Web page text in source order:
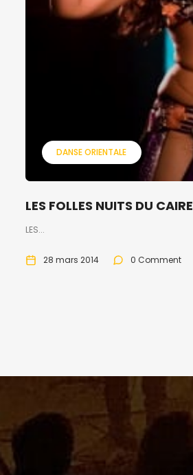
DANSE ORIENTALE
LES FOLLES NUITS DU CAIRE
LES...
28 mars 2014 0 Comment